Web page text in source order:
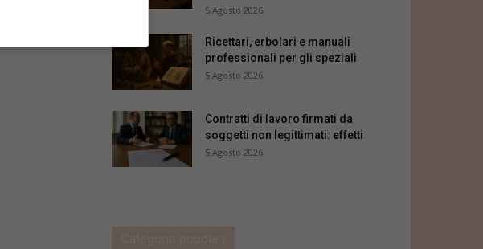
5 Agosto 2026
Ricettari, erbolari e manuali
professionali per gli speziali
5 Agosto 2026
Contratti di lavoro firmati da
soggetti non legittimati: effetti
5 Agosto 2026